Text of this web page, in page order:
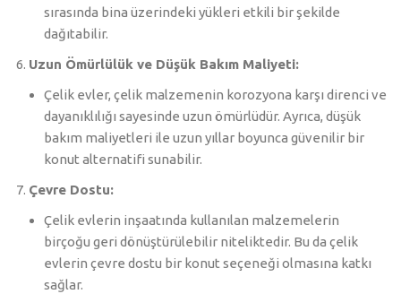
sırasında bina üzerindeki yükleri etkili bir şekilde
dağıtabilir.
Uzun Ömürlülük ve Düşük Bakım Maliyeti:
Çelik evler, çelik malzemenin korozyona karşı direnci ve
dayanıklılığı sayesinde uzun ömürlüdür. Ayrıca, düşük
bakım maliyetleri ile uzun yıllar boyunca güvenilir bir
konut alternatifi sunabilir.
Çevre Dostu:
Çelik evlerin inşaatında kullanılan malzemelerin
birçoğu geri dönüştürülebilir niteliktedir. Bu da çelik
evlerin çevre dostu bir konut seçeneği olmasına katkı
sağlar.